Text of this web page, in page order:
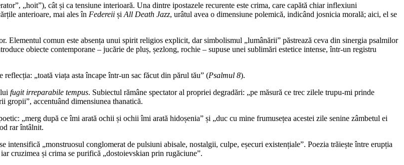
„hoit”), cât și ca tensiune interioară. Una dintre ipostazele recurente este crima, care capătă chiar inflexiuni
anterioare, mai ales în Federeii și All Death Jazz, urâtul avea o dimensiune polemică, indicând josnicia morală; aici, el se
Elementul comun este absența unui spirit religios explicit, dar simbolismul „lumânării” păstrează ceva din sinergia psalmilor
obiecte contemporane – jucărie de pluș, șezlong, rochie – supuse unei sublimări estetice intense, într-un registru
„toată viața asta încape într-un sac făcut din părul tău” (Psalmul 8).
fugit irreparabile tempus. Subiectul rămâne spectator al propriei degradări: „pe măsură ce trec zilele trupu-mi prinde
gropii”, accentuând dimensiunea thanatică.
„merg după ce îmi arată ochii și ochii îmi arată hidoșenia” și „duc cu mine frumusețea acestei zile senine zâmbetul ei
rar întâlnit.
„monstruosul conglomerat de pulsiuni abisale, nostalgii, culpe, eșecuri existențiale”. Poezia trăiește între erupția
cruzimea și crima se purifică „dostoievskian prin rugăciune”.